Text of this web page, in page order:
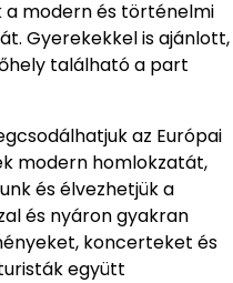
a modern és történelmi
Gyerekekkel is ajánlott,
található a part
az Európai
modern homlokzatát,
és élvezhetjük a
és nyáron gyakran
koncerteket és
együtt